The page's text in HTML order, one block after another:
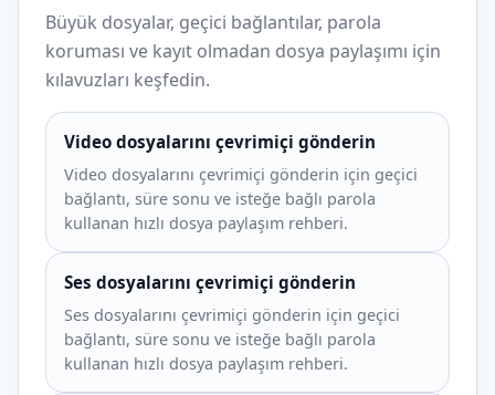
Büyük dosyalar, geçici bağlantılar, parola
koruması ve kayıt olmadan dosya paylaşımı için
kılavuzları keşfedin.
Video dosyalarını çevrimiçi gönderin
Video dosyalarını çevrimiçi gönderin için geçici
bağlantı, süre sonu ve isteğe bağlı parola
kullanan hızlı dosya paylaşım rehberi.
Ses dosyalarını çevrimiçi gönderin
Ses dosyalarını çevrimiçi gönderin için geçici
bağlantı, süre sonu ve isteğe bağlı parola
kullanan hızlı dosya paylaşım rehberi.